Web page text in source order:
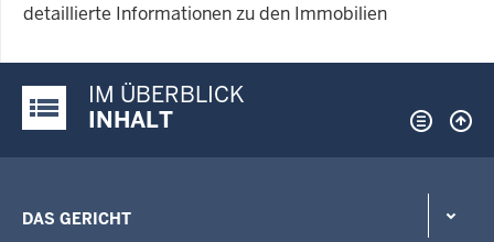
detaillierte Informationen zu den Immobilien
Justiz-Portal im Überblick:
IM ÜBERBLICK
INHALT
DAS GERICHT